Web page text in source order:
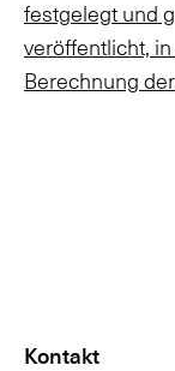
festgelegt und
veröffentlicht,
Berechnung
Kontakt